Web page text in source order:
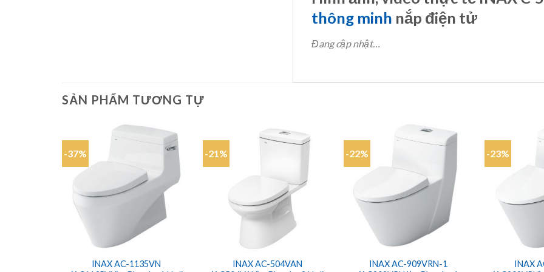
thông minh nắp điện tử
Đang cập nhật…
SẢN PHẨM TƯƠNG TỰ
-37%
Add to
wishlist
INAX AC-1135VN
-21%
wishlist
INAX AC-504VAN
-22%
Add to
wishlist
INAX AC-909VRN-1
-23%
INAX